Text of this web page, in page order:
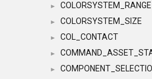
► COLORSYSTEM_RANGE
► COLORSYSTEM_SIZE
► COL_CONTACT
►
►